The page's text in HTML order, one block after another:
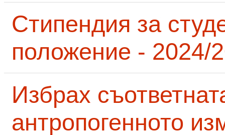
Стипендия за
положение - 2024/
Избрах
антропогенното